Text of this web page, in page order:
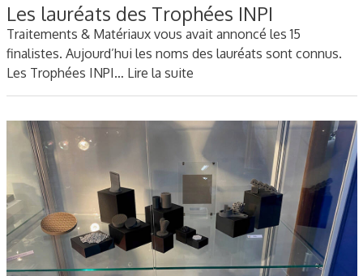
Les lauréats des Trophées INPI
Traitements & Matériaux vous avait annoncé les 15
finalistes. Aujourd’hui les noms des lauréats sont connus.
Les Trophées INPI… Lire la suite